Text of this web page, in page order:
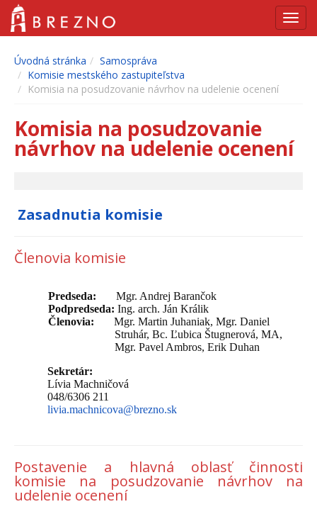
Úvodná stránka
Samospráva
Komisie mestského zastupiteľstva
Komisia na posudzovanie návrhov na udelenie ocenení
Komisia na posudzovanie
návrhov na udelenie ocenení
Zasadnutia komisie
Členovia komisie
Predseda:
Mgr. Andrej Barančok
Podpredseda: Ing. arch. Ján Králik
Členovia:
Mgr. Martin Juhaniak, Mgr. Daniel
Struhár, Bc. Ľubica Štugnerová, MA,
Mgr. Pavel Ambros, Erik Duhan
Sekretár:
Lívia Machničová
048/6306 211
livia.machnicova@brezno.sk
Postavenie a hlavná oblasť činnosti
komisie na posudzovanie návrhov na
udelenie ocenení